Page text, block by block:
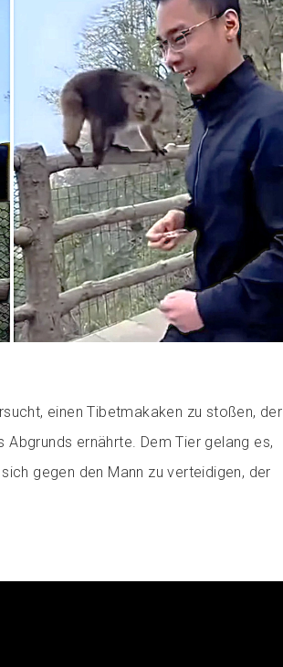
einen Tibetmakaken zu stoßen, der
ernährte. Dem Tier gelang es,
gegen den Mann zu verteidigen, der